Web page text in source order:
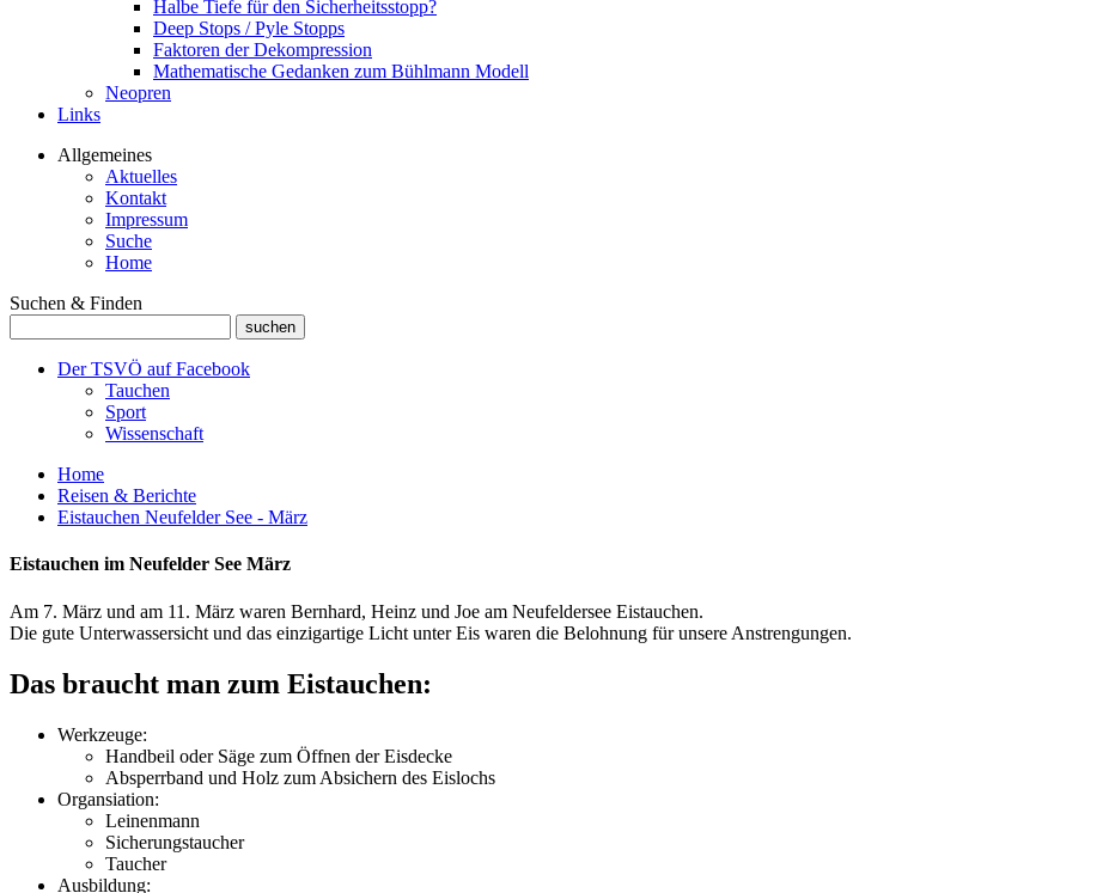
Halbe Tiefe für den Sicherheitsstopp?
Deep Stops / Pyle Stopps
Faktoren der Dekompression
Mathematische Gedanken zum Bühlmann Modell
Neopren
Links
Allgemeines
Aktuelles
Kontakt
Impressum
Suche
Home
Suchen & Finden
Der TSVÖ auf Facebook
Tauchen
Sport
Wissenschaft
Home
Reisen & Berichte
Eistauchen Neufelder See - März
Eistauchen im Neufelder See März
Am 7. März und am 11. März waren Bernhard, Heinz und Joe am Neufeldersee Eistauchen.
Die gute Unterwassersicht und das einzigartige Licht unter Eis waren die Belohnung für unsere Anstrengungen.
Das braucht man zum Eistauchen:
Werkzeuge:
Handbeil oder Säge zum Öffnen der Eisdecke
Absperrband und Holz zum Absichern des Eislochs
Organsiation:
Leinenmann
Sicherungstaucher
Taucher
Ausbildung: